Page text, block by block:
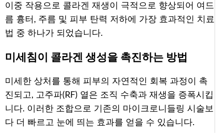
이중 작용으로 콜라겐 재생이 극적으로 향상되어 여드
름 흉터, 주름 및 피부 탄력 저하에 가장 효과적인 치료
법 중 하나가 되었습니다.
미세침이 콜라겐 생성을 촉진하는 방법
미세한 상처를 통해 피부의 자연적인 회복 과정이 촉
진되고, 고주파(RF) 열은 조직 수축과 재생을 증폭시킵
니다. 이러한 조합으로 기존의 마이크로니들링 시술보
다 더 빠르고 눈에 띄는 효과를 얻을 수 있습니다.